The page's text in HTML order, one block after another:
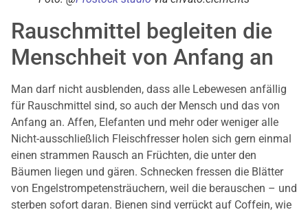
Rauschmittel begleiten die
Menschheit von Anfang an
Man darf nicht ausblenden, dass alle Lebewesen anfällig
für Rauschmittel sind, so auch der Mensch und das von
Anfang an. Affen, Elefanten und mehr oder weniger alle
Nicht-ausschließlich Fleischfresser holen sich gern einmal
einen strammen Rausch an Früchten, die unter den
Bäumen liegen und gären. Schnecken fressen die Blätter
von Engelstrompetensträuchern, weil die berauschen – und
sterben sofort daran. Bienen sind verrückt auf Coffein, wie